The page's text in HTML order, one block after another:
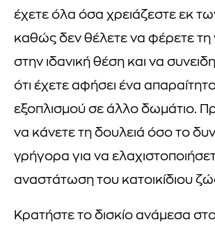
έχετε όλα όσα χρειάζεστε εκ
καθώς δεν θέλετε να φέρετε τη
στην ιδανική θέση και να
ότι έχετε αφήσει ένα
εξοπλισμού σε άλλο δωμάτιο.
να κάνετε τη δουλειά όσο το
γρήγορα για να
αναστάτωση του κατοικίδιου
Κρατήστε το δισκίο ανάμεσα